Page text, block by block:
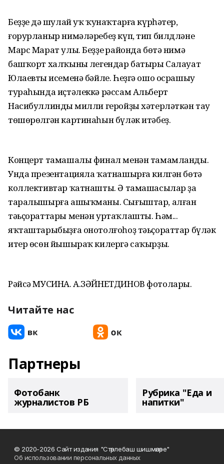
Беҙҙең дә шулай уҡ ҡунаҡтарға күрһәтер,
ғорурланыр нимәләребеҙ күп, тип билдләне
Марс Марат улы. Беҙҙең районда бөтә нимә
башҡорт халҡының легендар батыры Салауат
Юлаевтың исеменә бәйле. Һеҙгә ошо осрашыу
тураһында иҫтәлеккә рәссам Альберт
Насибуллиндың милли геройҙы хәтерләткән тау
төшөрөлгән картинаһын бүләк итәбеҙ.
Концерт тамашалы финал менән тамамланды.
Унда презентацияла ҡатнашырға килгән бөтә
коллективтар ҡатнашты. Ә тамашасылар ҙа
таралышырға ашыҡманы. Сығыштар, алған
тәьҫораттары менән уртаҡлашты. Һәм...
яҡташтарыбыҙға онотолғоһоҙ тәьҫораттар бүләк
итер өсөн йышыраҡ килергә саҡырҙы.
Рәйсә МУСИНА. А.ЗӘЙНЕТДИНОВ фотолары.
Читайте нас
Партнеры
Фотобанк
журналистов РБ
Рубрика "Еда и
напитки"
© 2020-2026 Сайт издания "Стәрлебаш шишмәләре"
Об использовании персональных данных